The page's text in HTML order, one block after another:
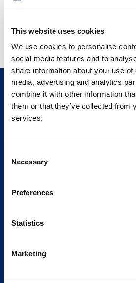
This website uses cookies
We use cookies to personalise
social media features and to
share information about your use
media, advertising and analytics
combine it with other information
them or that they’ve collected from
services.
Selection
Necessary
Preferences
Statistics
Marketing